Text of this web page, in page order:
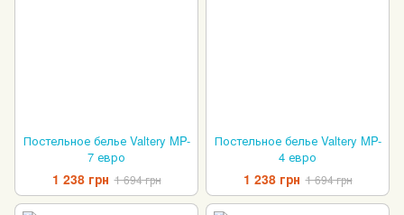
Постельное белье Valtery MP-
7 евро
1 238 грн 1 694 грн
Постельное белье Valtery MP-
4 евро
1 238 грн 1 694 грн